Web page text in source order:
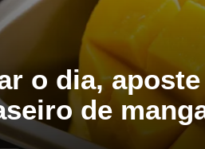
candidatos: Rodolfo
deixando aberta a
o dia,
de